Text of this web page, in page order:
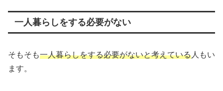
一人暮らしをする必要がない
そもそも一人暮らしをする必要がないと考えている人もい
ます。